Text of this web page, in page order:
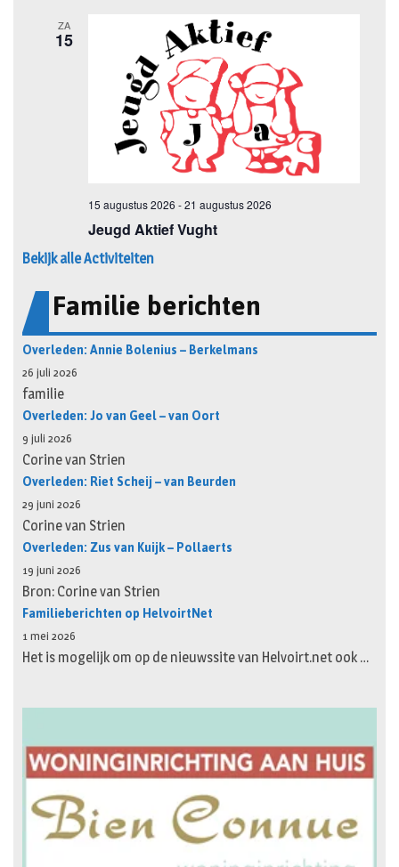
Bekijk alle Activiteiten
Familie berichten
Overleden: Annie Bolenius – Berkelmans
26 juli 2026
familie
Overleden: Jo van Geel – van Oort
9 juli 2026
Corine van Strien
Overleden: Riet Scheij – van Beurden
29 juni 2026
Corine van Strien
Overleden: Zus van Kuijk – Pollaerts
19 juni 2026
Bron: Corine van Strien
Familieberichten op HelvoirtNet
1 mei 2026
Het is mogelijk om op de nieuwssite van Helvoirt.net ook …